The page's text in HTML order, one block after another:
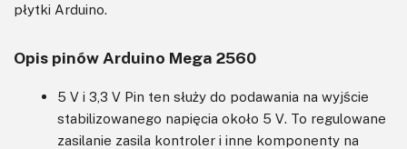
płytki Arduino.
Opis pinów Arduino Mega 2560
5 V i 3,3 V Pin ten służy do podawania na wyjście
stabilizowanego napięcia około 5 V. To regulowane
zasilanie zasila kontroler i inne komponenty na